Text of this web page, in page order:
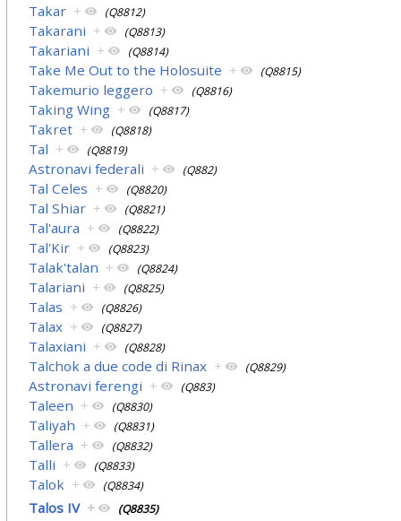
Takar + (Q8812)
Takarani + (Q8813)
Takariani + (Q8814)
Take Me Out to the Holosuite + (Q8815)
Takemurio leggero + (Q8816)
Taking Wing + (Q8817)
Takret + (Q8818)
Tal + (Q8819)
Astronavi federali + (Q882)
Tal Celes + (Q8820)
Tal Shiar + (Q8821)
Tal'aura + (Q8822)
Tal'Kir + (Q8823)
Talak'talan + (Q8824)
Talariani + (Q8825)
Talas + (Q8826)
Talax + (Q8827)
Talaxiani + (Q8828)
Talchok a due code di Rinax + (Q8829)
Astronavi ferengi + (Q883)
Taleen + (Q8830)
Taliyah + (Q8831)
Tallera + (Q8832)
Talli + (Q8833)
Talok + (Q8834)
Talos IV + (Q8835)